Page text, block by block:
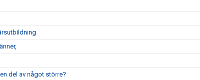
del av något större?